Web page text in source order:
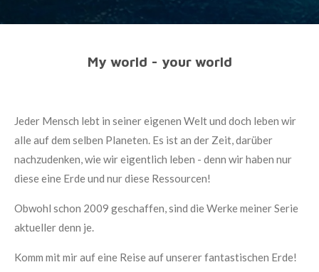
My world - your world
Jeder Mensch lebt in seiner eigenen Welt und doch leben wir
alle auf dem selben Planeten. Es ist an der Zeit, darüber
nachzudenken, wie wir eigentlich leben - denn wir haben nur
diese eine Erde und nur diese Ressourcen!
Obwohl schon 2009 geschaffen, sind die Werke meiner Serie
aktueller denn je.
Komm mit mir auf eine Reise auf unserer fantastischen Erde!